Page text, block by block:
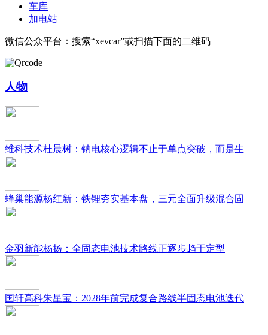
车库
加电站
微信公众平台：搜索“xevcar”或扫描下面的二维码
人物
维科技术杜晨树：钠电核心逻辑不止于单点突破，而是生
蜂巢能源杨红新：铁锂夯实基本盘，三元全面升级混合固
金羽新能杨扬：全固态电池技术路线正逐步趋于定型
国轩高科朱星宝：2028年前完成复合路线半固态电池迭代